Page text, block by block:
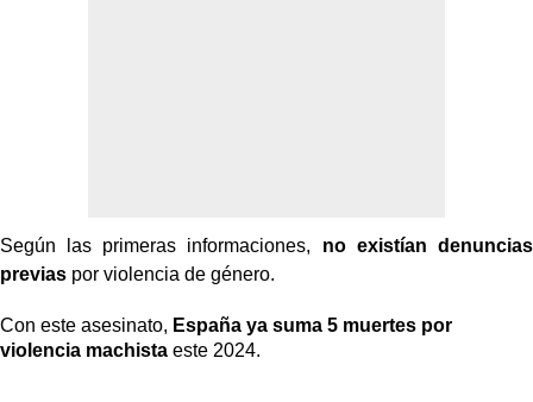
Según las primeras informaciones, no existían denuncias
previas por violencia de género.
Con este asesinato, España ya suma 5 muertes por
violencia machista este 2024.